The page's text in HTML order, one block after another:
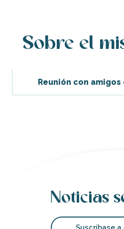
Sobre el
Reunión con amigos
Noticias
Suscríbase